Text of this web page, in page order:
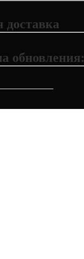
доставка
обновления: